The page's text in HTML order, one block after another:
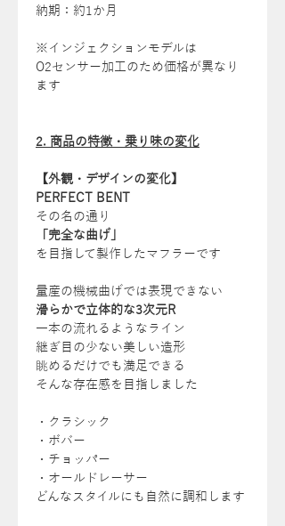
納期：約1か月
※インジェクションモデルは
O2センサー加工のため価格が異なり
ます
2. 商品の特徴・乗り味の変化
【外観・デザインの変化】
PERFECT BENT
その名の通り
「完全な曲げ」
を目指して製作したマフラーです
量産の機械曲げでは表現できない
滑らかで立体的な3次元R
一本の流れるようなライン
継ぎ目の少ない美しい造形
眺めるだけでも満足できる
そんな存在感を目指しました
・クラシック
・ボバー
・チョッパー
・オールドレーサー
どんなスタイルにも自然に調和します